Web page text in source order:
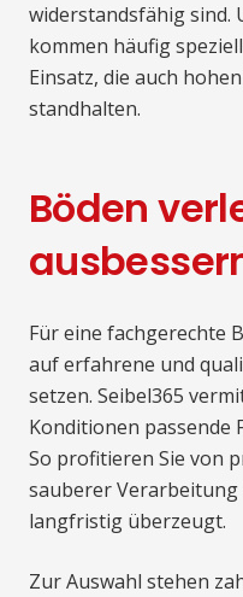
widerstandsfähig sind.
kommen häufig
Einsatz, die auch
standhalten.
Böden
Für eine fachgerechte
auf erfahrene und
setzen. Seibel365
Konditionen passende
So profitieren Sie von
sauberer Verarbeitung
langfristig überzeugt.
Zur Auswahl stehen